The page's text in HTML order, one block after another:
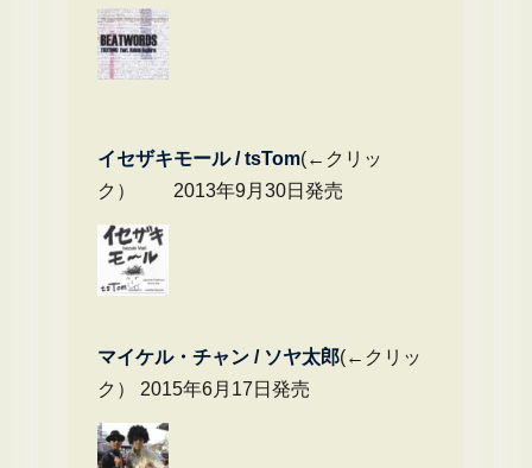
イセザキモール / tsTom(←クリッ
ク） 2013年9月30日発売
マイケル・チャ ン / ソヤ太郎(←クリッ
ク） 2015年6月17日発売